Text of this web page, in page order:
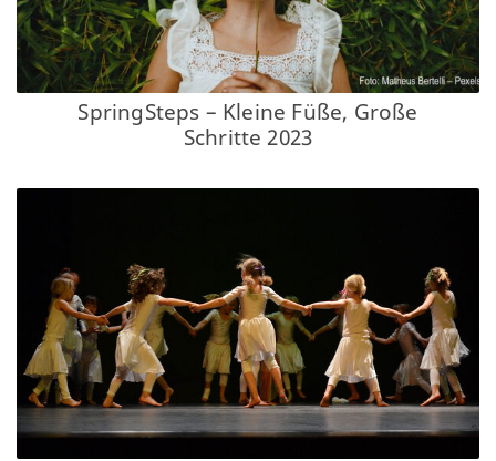
SpringSteps – Kleine Füße, Große
Schritte 2023